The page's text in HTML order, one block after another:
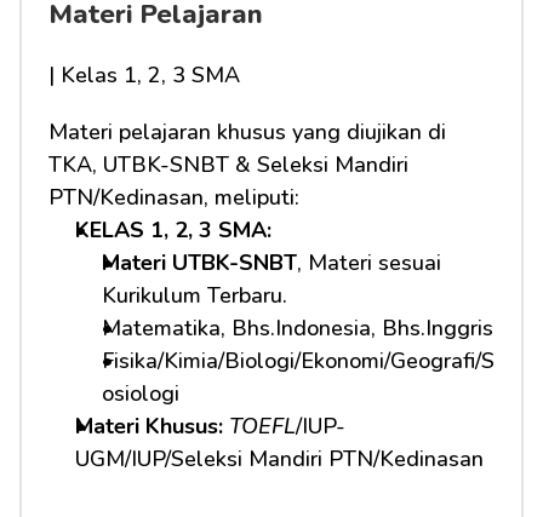
Materi Pelajaran
| Kelas 1, 2, 3 SMA
Materi pelajaran khusus yang diujikan di
TKA, UTBK-SNBT & Seleksi Mandiri
PTN/Kedinasan, meliputi:
KELAS 1, 2, 3 SMA:
Materi UTBK-SNBT, Materi sesuai
Kurikulum Terbaru.
Matematika, Bhs.Indonesia, Bhs.Inggris
Fisika/Kimia/Biologi/Ekonomi/Geografi/S
osiologi
Materi Khusus: TOEFL/IUP-
UGM/IUP/Seleksi Mandiri PTN/Kedinasan